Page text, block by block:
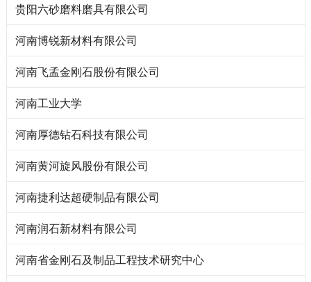
贵阳六砂磨料磨具有限公司
河南博锐新材料有限公司
河南飞孟金刚石股份有限公司
河南工业大学
河南厚德钻石科技有限公司
河南黄河旋风股份有限公司
河南捷利达超硬制品有限公司
河南润石新材料有限公司
河南省金刚石及制品工程技术研究中心